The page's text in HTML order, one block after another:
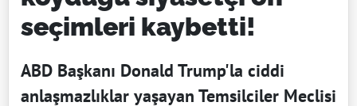
seçimleri kaybetti!
ABD Başkanı Donald Trump'la ciddi
anlaşmazlıklar yaşayan Temsilciler Meclisi